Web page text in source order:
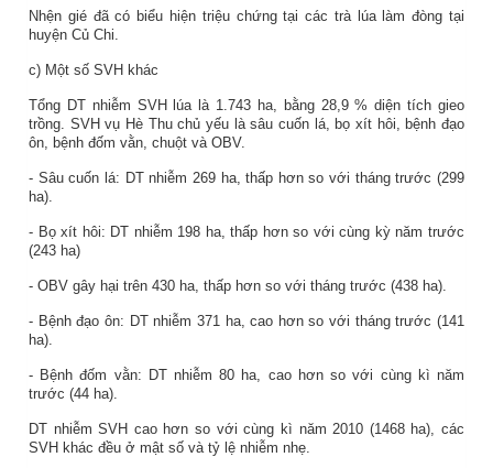
Nhện gié đã có biểu hiện triệu chứng tại các trà lúa làm đòng tại
huyện Củ Chi.
c) Một số SVH khác
Tổng DT nhiễm SVH lúa là 1.743 ha, bằng 28,9 % diện tích gieo
trồng. SVH vụ Hè Thu chủ yếu là sâu cuốn lá, bọ xít hôi, bệnh đạo
ôn, bệnh đốm vằn, chuột và OBV.
- Sâu cuốn lá: DT nhiễm 269 ha, thấp hơn so với tháng trước (299
ha).
- Bọ xít hôi: DT nhiễm 198 ha, thấp hơn so với cùng kỳ năm trước
(243 ha)
- OBV gây hại trên 430 ha, thấp hơn so với tháng trước (438 ha).
- Bệnh đạo ôn: DT nhiễm 371 ha, cao hơn so với tháng trước (141
ha).
- Bệnh đốm vằn: DT nhiễm 80 ha, cao hơn so với cùng kì năm
trước (44 ha).
DT nhiễm SVH cao hơn so với cùng kì năm 2010 (1468 ha), các
SVH khác đều ở mật số và tỷ lệ nhiễm nhẹ.